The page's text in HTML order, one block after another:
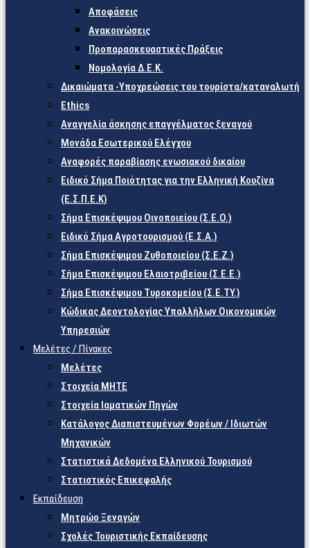
Αποφάσεις
Ανακοινώσεις
Προπαρασκευαστικές Πράξεις
Νομολογία Δ.Ε.Κ.
Δικαιώματα -Υποχρεώσεις του τουρίστα/καταναλωτή
Ethics
Αναγγελία άσκησης επαγγέλματος ξεναγού
Μονάδα Εσωτερικού Ελέγχου
Αναφορές παραβίασης ενωσιακού δικαίου
Ειδικό Σήμα Ποιότητας για την Ελληνική Κουζίνα
(Ε.Σ.Π.Ε.Κ)
Σήμα Επισκέψιμου Οινοποιείου (Σ.Ε.Ο.)
Ειδικό Σήμα Αγροτουρισμού (Ε.Σ.Α.)
Σήμα Επισκέψιμου Ζυθοποιείου (Σ.Ε.Ζ.)
Σήμα Επισκέψιμου Ελαιοτριβείου (Σ.Ε.Ε.)
Σήμα Επισκέψιμου Τυροκομείου (Σ.Ε.TY.)
Κώδικας Δεοντολογίας Υπαλλήλων Οικονομικών
Υπηρεσιών
Μελέτες / Πίνακες
Μελέτες
Στοιχεία ΜΗΤΕ
Στοιχεία Ιαματικών Πηγών
Κατάλογος Διαπιστευμένων Φορέων / Ιδιωτών
Μηχανικών
Στατιστικά Δεδομένα Ελληνικού Τουρισμού
Στατιστικός Επικεφαλής
Εκπαίδευση
Μητρώο Ξεναγών
Σχολές Τουριστικής Εκπαίδευσης